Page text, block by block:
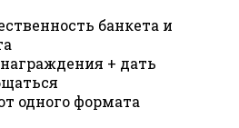
банкета и
+ дать
одного формата